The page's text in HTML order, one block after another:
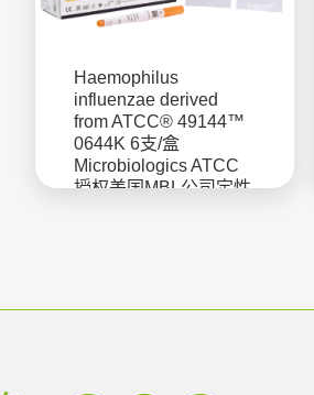
Haemophilus
influenzae derived
from ATCC® 49144™
0644K 6支/盒
Microbiologics ATCC
授权美国MBL公司定性